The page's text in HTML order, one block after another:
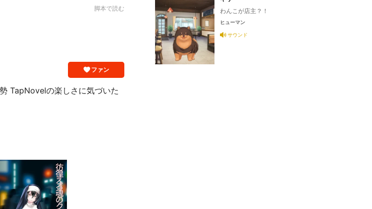
脚本で読む
ファン
TapNovelの楽しさに気づいた
わんこが店主？！
ヒューマン
サウンド